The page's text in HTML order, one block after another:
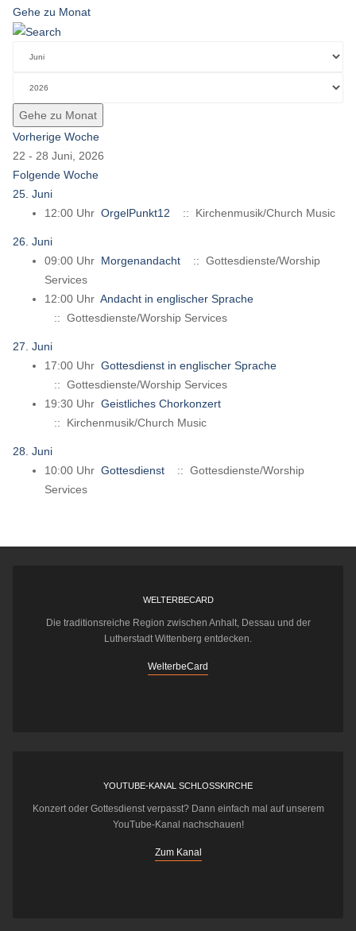
Gehe zu Monat
Gehe zu Monat
Vorherige Woche
22 - 28 Juni, 2026
Folgende Woche
25. Juni
12:00 Uhr OrgelPunkt12 :: Kirchenmusik/Church Music
26. Juni
09:00 Uhr Morgenandacht
:: Gottesdienste/Worship
Services
12:00 Uhr Andacht in englischer Sprache
:: Gottesdienste/Worship Services
27. Juni
17:00 Uhr Gottesdienst in englischer Sprache
:: Gottesdienste/Worship Services
19:30 Uhr Geistliches Chorkonzert
:: Kirchenmusik/Church Music
28. Juni
10:00 Uhr Gottesdienst
:: Gottesdienste/Worship
Services
WELTERBECARD
Die traditionsreiche Region zwischen Anhalt, Dessau und der
Lutherstadt Wittenberg entdecken.
WelterbeCard
YOUTUBE-KANAL SCHLOSSKIRCHE
Konzert oder Gottesdienst verpasst? Dann einfach mal auf unserem
YouTube-Kanal nachschauen!
Zum Kanal